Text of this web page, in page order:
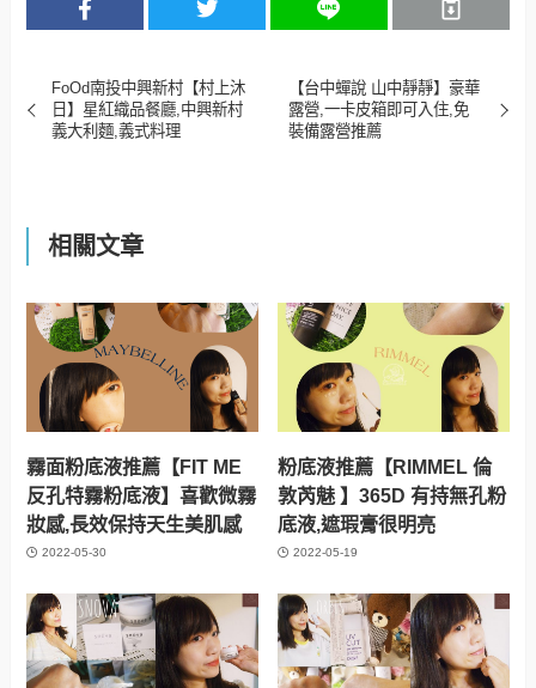
FoOd南投中興新村【村上沐
日】星紅織品餐廳,中興新村
義大利麵,義式料理
【台中蟬說 山中靜靜】豪華
露營,一卡皮箱即可入住,免
裝備露營推薦
相關文章
霧面粉底液推薦【FIT ME
反孔特霧粉底液】喜歡微霧
妝感,長效保持天生美肌感
2022-05-30
粉底液推薦【RIMMEL 倫
敦芮魅 】365D 有持無孔粉
底液,遮瑕膏很明亮
2022-05-19